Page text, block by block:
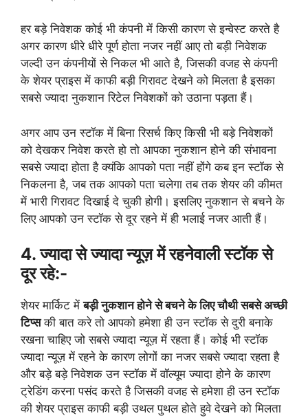
हर बड़े निवेशक कोई भी कंपनी में किसी कारण से इन्वेस्ट करते है
अगर कारण धीरे धीरे पूर्ण होता नजर नहीं आए तो बड़ी निवेशक
जल्दी उन कंपनीयों से निकल भी आते है, जिसकी वजह से कंपनी
के शेयर प्राइस में काफी बड़ी गिरावट देखने को मिलता है इसका
सबसे ज्यादा नुकशान रिटेल निवेशकों को उठाना पड़ता हैं।
अगर आप उन स्टॉक में बिना रिसर्च किए किसी भी बड़े निवेशकों
को देखकर निवेश करते हो तो आपका नुकशान होने की संभावना
सबसे ज्यादा होता है क्यंकि आपको पता नहीं होंगे कब इन स्टॉक से
निकलना है, जब तक आपको पता चलेगा तब तक शेयर की कीमत
में भारी गिरावट दिखाई दे चुकी होगी। इसलिए नुकशान से बचने के
लिए आपको उन स्टॉक से दूर रहने में ही भलाई नजर आती हैं।
4. ज्यादा से ज्यादा न्यूज़ में रहनेवाली स्टॉक से
दूर रहे:-
शेयर मार्किट मेंबड़ी नुकशान होने से बचने के लिए चौथी सबसे अच्छी
टिप्सकी बात करे तो आपको हमेशा ही उन स्टॉक से दुरी बनाके
रखना चाहिए जो सबसे ज्यादा न्यूज़ में रहता हैं। कोई भी स्टॉक
ज्यादा न्यूज़ में रहने के कारण लोगों का नजर सबसे ज्यादा रहता है
और बड़े बड़े निवेशक उन स्टॉक में वॉल्यूम ज्यादा होने के कारण
ट्रेडिंग करना पसंद करते है जिसकी वजह से हमेशा ही उन स्टॉक
की शेयर प्राइस काफी बड़ी उथल पुथल होते हुवे देखने को मिलता